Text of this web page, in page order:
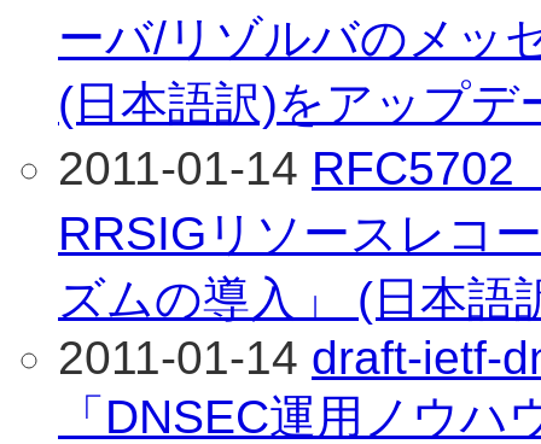
ーバ/リゾルバのメッ
(日本語訳)をアップデ
2011-01-14 RFC5702
RRSIGリソースレコ
ズムの導入」 (日本語
2011-01-14 draft-ietf-
「DNSEC運用ノウ